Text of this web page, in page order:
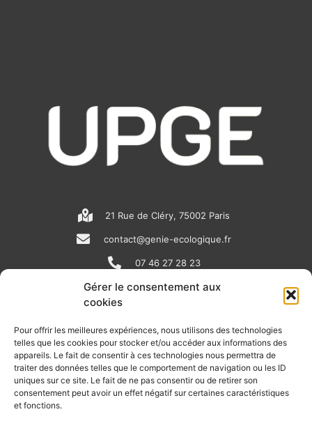
Gérer le consentement aux
cookies
Pour offrir les meilleures expériences, nous utilisons des technologies
telles que les cookies pour stocker et/ou accéder aux informations des
appareils. Le fait de consentir à ces technologies nous permettra de
traiter des données telles que le comportement de navigation ou les ID
uniques sur ce site. Le fait de ne pas consentir ou de retirer son
consentement peut avoir un effet négatif sur certaines caractéristiques
et fonctions.
21 Rue de Cléry, 75002 Paris
contact@genie-ecologique.fr
07 46 27 28 23
N
e
w
s
p
i
n
k
e
o
u
t
u
RECEVOIR L'ACTU DE LA FILIÈRE
Retrouvez tous les mois les articles terrain de nos adhérents, les
rendez-vous importants de la filière, nos offres de stages et